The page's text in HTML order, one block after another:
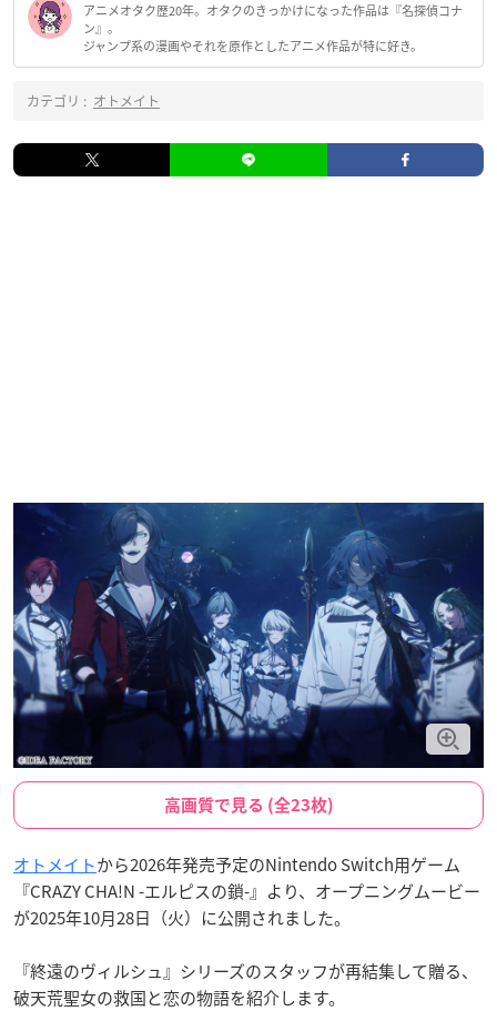
アニメオタク歴20年。オタクのきっかけになった作品は『名探偵コナ
ン』。
ジャンプ系の漫画やそれを原作としたアニメ作品が特に好き。
カテゴリ : オトメイト
高画質で見る (全23枚)
オトメイトから2026年発売予定のNintendo Switch用ゲーム
『CRAZY CHA!N -エルピスの鎖-』より、オープニングムービー
が2025年10月28日（火）に公開されました。
『終遠のヴィルシュ』シリーズのスタッフが再結集して贈る、
破天荒聖女の救国と恋の物語を紹介します。